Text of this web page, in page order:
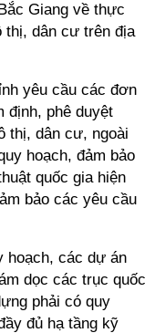
Giang về thực
thị, dân cư trên địa
yêu cầu các đơn
định, phê duyệt
thị, dân cư, ngoài
hoạch, đảm bảo
quốc gia hiện
bảo các yêu cầu
hoạch, các dự án
dọc các trục quốc
phải có quy
đủ hạ tầng kỹ